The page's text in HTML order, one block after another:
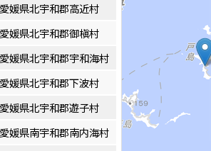
愛媛県北宇和郡高近村
愛媛県北宇和郡御槇村
愛媛県北宇和郡宇和海村
愛媛県北宇和郡下波村
愛媛県北宇和郡遊子村
愛媛県南宇和郡南内海村